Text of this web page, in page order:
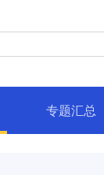
专题汇总